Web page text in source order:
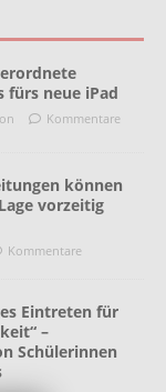
fürs neue iPad
Kommentare
können
vorzeitig
Kommentare
Eintreten für
–
Schülerinnen